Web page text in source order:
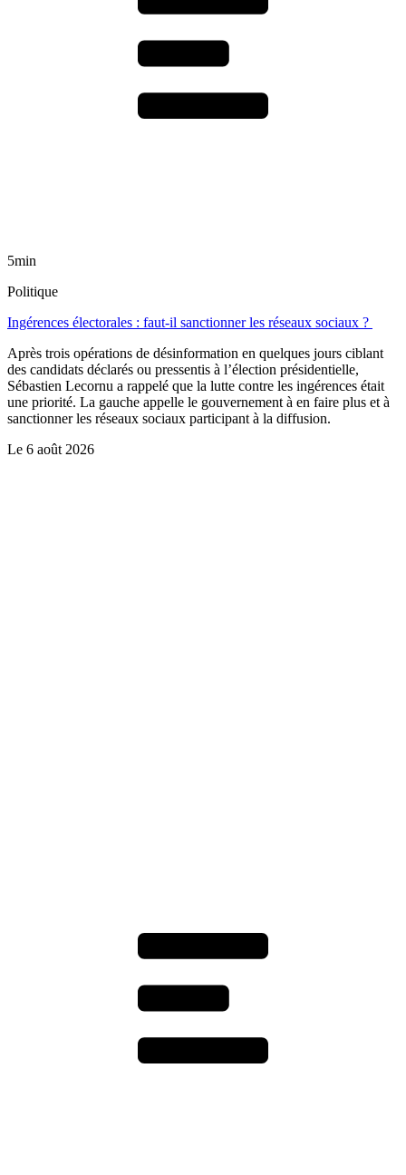
5min
Politique
Ingérences électorales : faut-il sanctionner les réseaux sociaux ?
Après trois opérations de désinformation en quelques jours ciblant
des candidats déclarés ou pressentis à l’élection présidentielle,
Sébastien Lecornu a rappelé que la lutte contre les ingérences était
une priorité. La gauche appelle le gouvernement à en faire plus et à
sanctionner les réseaux sociaux participant à la diffusion.
Le 6 août 2026